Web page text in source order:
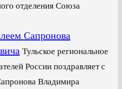
отделения Союза
Сапронова
Тульское региональное
России поздравляет с
Владимира